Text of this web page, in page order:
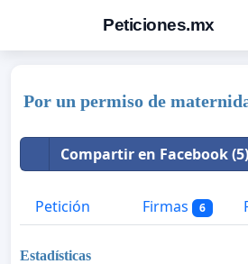
Peticiones.mx
Por un permiso de
Compartir en Facebook (5)
Petición Firmas 6
Estadísticas